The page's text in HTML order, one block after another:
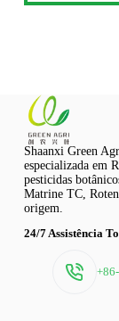
Shaanxi Green
especializada em
pesticidas
Matrine TC,
origem.
24/7 Assistência